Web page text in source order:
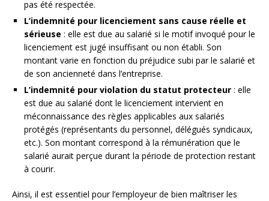
pas été respectée.
L’indemnité pour licenciement sans cause réelle et
sérieuse : elle est due au salarié si le motif invoqué pour le
licenciement est jugé insuffisant ou non établi. Son
montant varie en fonction du préjudice subi par le salarié et
de son ancienneté dans l’entreprise.
L’indemnité pour violation du statut protecteur : elle
est due au salarié dont le licenciement intervient en
méconnaissance des règles applicables aux salariés
protégés (représentants du personnel, délégués syndicaux,
etc.). Son montant correspond à la rémunération que le
salarié aurait perçue durant la période de protection restant
à courir.
Ainsi, il est essentiel pour l’employeur de bien maîtriser les